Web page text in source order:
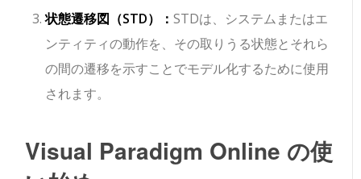
状態遷移図（STD）：STDは、システムまたはエ
ンティティの動作を、その取りうる状態とそれら
の間の遷移を示すことでモデル化するために使用
されます。
Visual Paradigm Online の使